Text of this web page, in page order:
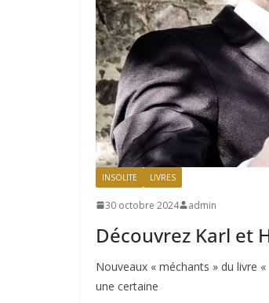
INSOLITE LIVRES
30 octobre 2024 admin
Découvrez Karl et
Nouveaux « méchants » du livre
une certaine